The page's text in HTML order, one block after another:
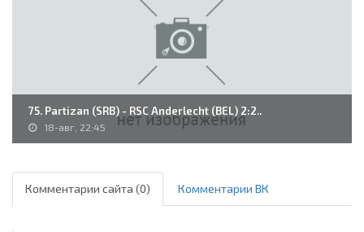
75. Partizan (SRB) - RSC Anderlecht (BEL) 2:2..
18-авг, 22:45
Комментарии сайта (0) Комментарии ВК